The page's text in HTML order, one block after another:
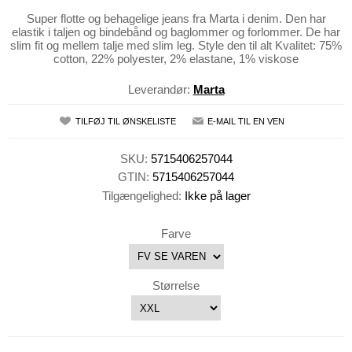
Super flotte og behagelige jeans fra Marta i denim. Den har
elastik i taljen og bindebånd og baglommer og forlommer. De har
slim fit og mellem talje med slim leg. Style den til alt Kvalitet: 75%
cotton, 22% polyester, 2% elastane, 1% viskose
Leverandør: Marta
TILFØJ TIL ØNSKELISTE E-MAIL TIL EN VEN
SKU: 5715406257044
GTIN: 5715406257044
Tilgængelighed: Ikke på lager
Farve
Størrelse